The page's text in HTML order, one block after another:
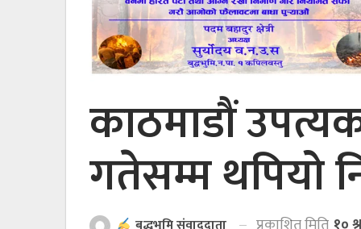
काठमाडौं
गतेसम्म थपियो